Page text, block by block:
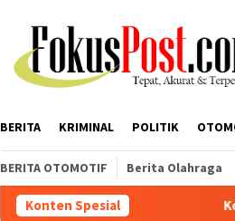
BERITA KRIMINAL POLITIK
BERITA OTOMOTIF Berita Olahraga
Konten SpesialKorban Desak Polisi